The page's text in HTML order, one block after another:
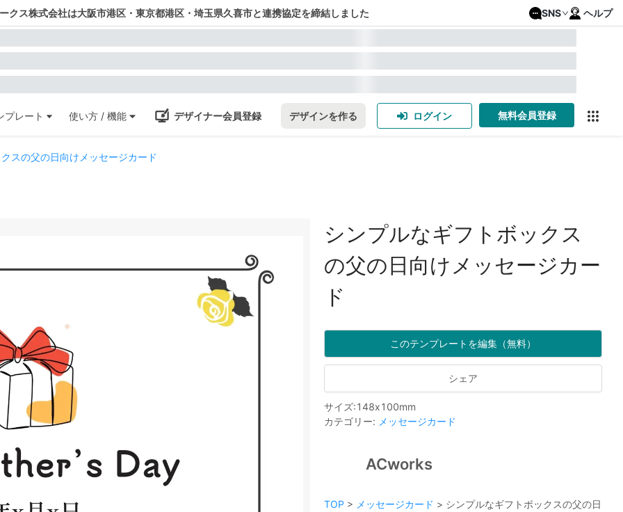
クス株式会社は大阪市港区・東京都港区・埼玉県久喜市と連携協定を締結しました SNS ヘルプ
プレート 使い方 / 機能 デザイナー会員登録 デザインを作る ログイン 無料会員登録
スの父の日向けメッセージカード
シンプルなギフトボックス
の父の日向けメッセージカー
ド
このテンプレートを編集（無料）
シェア
サイズ:148x100mm
カテゴリー: メッセージカード
ACworks
TOP > メッセージカード > シンプルなギフトボックスの父の日